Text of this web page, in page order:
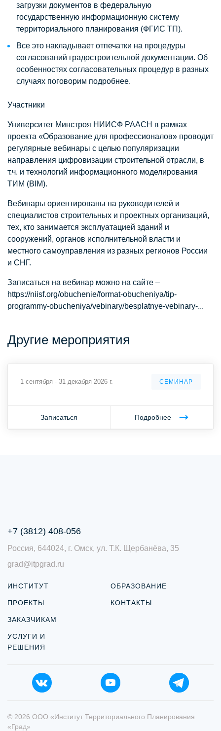
загрузки документов в федеральную
государственную информационную систему
территориального планирования (ФГИС ТП).
Все это накладывает отпечатки на процедуры
согласований градостроительной документации. Об
особенностях согласовательных процедур в разных
случаях поговорим подробнее.
Участники
Университет Минстроя НИИСФ РААСН в рамках
проекта «Образование для профессионалов» проводит
регулярные вебинары с целью популяризации
направления цифровизации строительной отрасли, в
т.ч. и технологий информационного моделирования
ТИМ (BIM).
Вебинары ориентированы на руководителей и
специалистов строительных и проектных организаций,
тех, кто занимается эксплуатацией зданий и
сооружений, органов исполнительной власти и
местного самоуправления из разных регионов России
и СНГ.
Записаться на вебинар можно на сайте –
https://niisf.org/obuchenie/format-obucheniya/tip-
programmy-obucheniya/vebinary/besplatnye-vebinary-...
Другие мероприятия
1 сентября - 31 декабря 2026 г. СЕМИНАР
Записаться Подробнее
+7 (3812) 408-056
Россия, 644024, г. Омск, ул. Т.К. Щербанёва, 35
grad@itpgrad.ru
ИНСТИТУТ
ПРОЕКТЫ
ЗАКАЗЧИКАМ
УСЛУГИ И
РЕШЕНИЯ
ОБРАЗОВАНИЕ
КОНТАКТЫ
© 2026 ООО «Институт Территориального Планирования
«Град»